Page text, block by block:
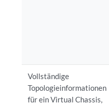
Vollständige
Topologieinformationen
für ein Virtual Chassis,